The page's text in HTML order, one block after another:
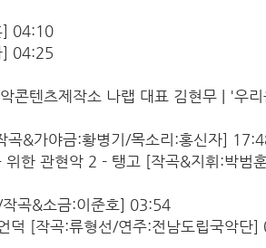
] 04:10
] 04:25
콘텐츠제작소 나랩 대표 김현무 | '우
곡&가야금:황병기/목소리:홍신자]
위한 관현악 2 - 탱고 [작곡&지휘:박범
곡&소금:이준호] 03:54
덕 [작곡:류형선/연주:전남도립국악